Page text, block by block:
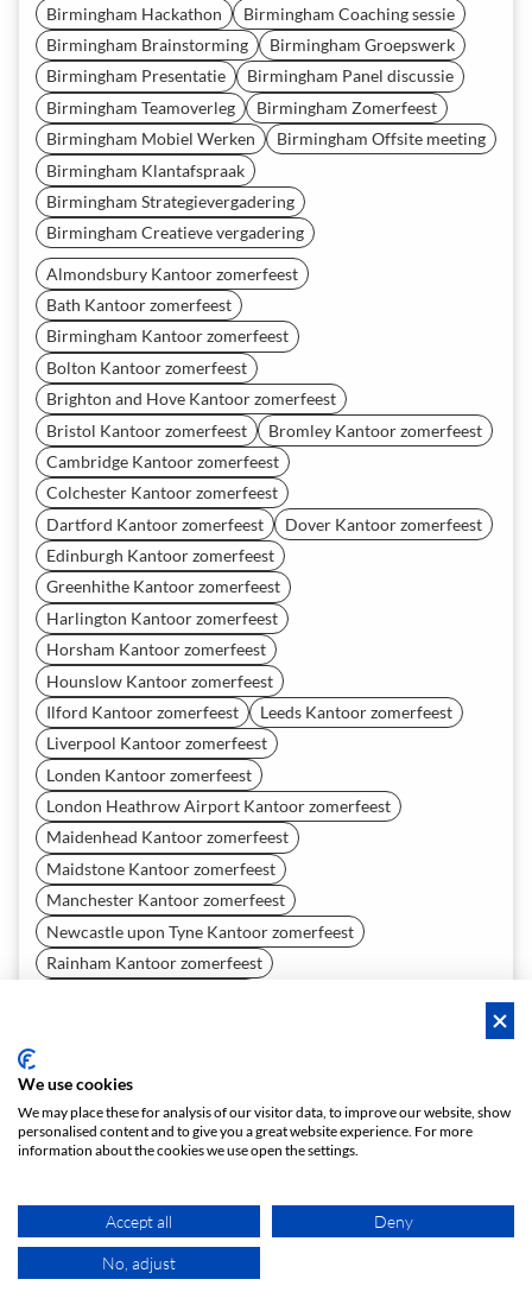
Birmingham Hackathon
Birmingham Coaching sessie
Birmingham Brainstorming
Birmingham Groepswerk
Birmingham Presentatie
Birmingham Panel discussie
Birmingham Teamoverleg
Birmingham Zomerfeest
Birmingham Mobiel Werken
Birmingham Offsite meeting
Birmingham Klantafspraak
Birmingham Strategievergadering
Birmingham Creatieve vergadering
Almondsbury Kantoor zomerfeest
Bath Kantoor zomerfeest
Birmingham Kantoor zomerfeest
Bolton Kantoor zomerfeest
Brighton and Hove Kantoor zomerfeest
Bristol Kantoor zomerfeest
Bromley Kantoor zomerfeest
Cambridge Kantoor zomerfeest
Colchester Kantoor zomerfeest
Dartford Kantoor zomerfeest
Dover Kantoor zomerfeest
Edinburgh Kantoor zomerfeest
Greenhithe Kantoor zomerfeest
Harlington Kantoor zomerfeest
Horsham Kantoor zomerfeest
Hounslow Kantoor zomerfeest
Ilford Kantoor zomerfeest
Leeds Kantoor zomerfeest
Liverpool Kantoor zomerfeest
Londen Kantoor zomerfeest
London Heathrow Airport Kantoor zomerfeest
Maidenhead Kantoor zomerfeest
Maidstone Kantoor zomerfeest
Manchester Kantoor zomerfeest
Newcastle upon Tyne Kantoor zomerfeest
Rainham Kantoor zomerfeest
Wembley Kantoor zomerfeest
Worsley Kantoor zomerfeest
Antwerpen Kantoor zomerfeest
Boedapest Kantoor zomerfeest
Cluj-Napoca Kantoor zomerfeest
Kopenhagen Kantoor zomerfeest
We use cookies
We may place these for analysis of our visitor data, to improve our website, show
personalised content and to give you a great website experience. For more
information about the cookies we use open the settings.
Accept all Deny
No, adjust